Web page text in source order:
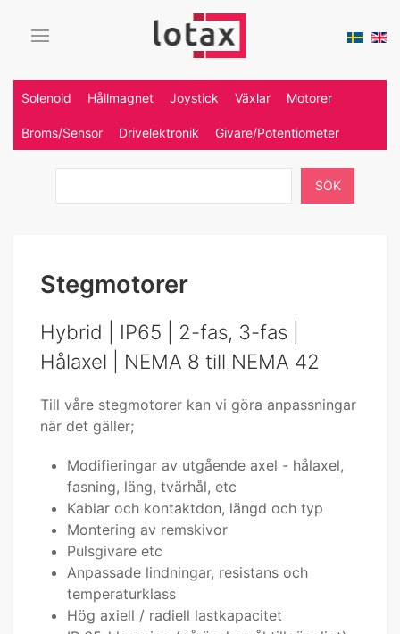
Solenoid Hållmagnet Joystick Växlar Motorer
Broms/Sensor Drivelektronik Givare/Potentiometer
SÖK
Stegmotorer
Hybrid | IP65 | 2-fas, 3-fas |
Hålaxel | NEMA 8 till NEMA 42
Till våre stegmotorer kan vi göra anpassningar
när det gäller;
Modifieringar av utgående axel - hålaxel,
fasning, läng, tvärhål, etc
Kablar och kontaktdon, längd och typ
Montering av remskivor
Pulsgivare etc
Anpassade lindningar, resistans och
temperaturklass
Hög axiell / radiell lastkapacitet